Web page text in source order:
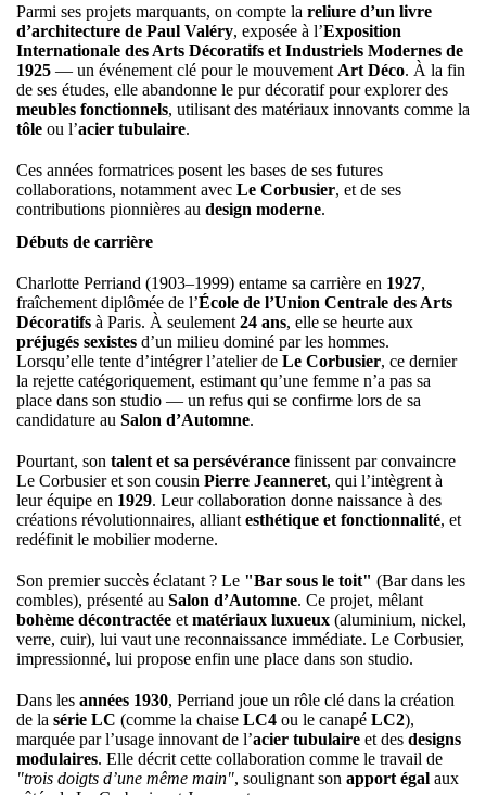
Parmi ses projets marquants, on compte la reliure d’un livre
d’architecture de Paul Valéry, exposée à l’Exposition
Internationale des Arts Décoratifs et Industriels Modernes de
1925 — un événement clé pour le mouvement Art Déco. À la fin
de ses études, elle abandonne le pur décoratif pour explorer des
meubles fonctionnels, utilisant des matériaux innovants comme la
tôle ou l’acier tubulaire.
Ces années formatrices posent les bases de ses futures
collaborations, notamment avec Le Corbusier, et de ses
contributions pionnières au design moderne.
Débuts de carrière
Charlotte Perriand (1903–1999) entame sa carrière en 1927,
fraîchement diplômée de l’École de l’Union Centrale des Arts
Décoratifs à Paris. À seulement 24 ans, elle se heurte aux
préjugés sexistes d’un milieu dominé par les hommes.
Lorsqu’elle tente d’intégrer l’atelier de Le Corbusier, ce dernier
la rejette catégoriquement, estimant qu’une femme n’a pas sa
place dans son studio — un refus qui se confirme lors de sa
candidature au Salon d’Automne.
Pourtant, son talent et sa persévérance finissent par convaincre
Le Corbusier et son cousin Pierre Jeanneret, qui l’intègrent à
leur équipe en 1929. Leur collaboration donne naissance à des
créations révolutionnaires, alliant esthétique et fonctionnalité, et
redéfinit le mobilier moderne.
Son premier succès éclatant ? Le "Bar sous le toit" (Bar dans les
combles), présenté au Salon d’Automne. Ce projet, mêlant
bohème décontractée et matériaux luxueux (aluminium, nickel,
verre, cuir), lui vaut une reconnaissance immédiate. Le Corbusier,
impressionné, lui propose enfin une place dans son studio.
Dans les années 1930, Perriand joue un rôle clé dans la création
de la série LC (comme la chaise LC4 ou le canapé LC2),
marquée par l’usage innovant de l’acier tubulaire et des designs
modulaires. Elle décrit cette collaboration comme le travail de
"trois doigts d’une même main", soulignant son apport égal aux